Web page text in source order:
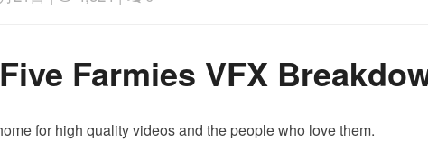
动
说
Farmies VFX
for high quality videos and the people who love them.